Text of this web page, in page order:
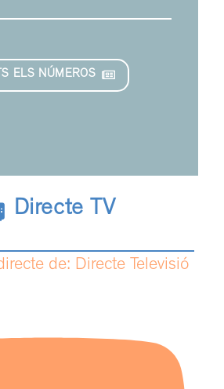
ELS NÚMEROS
Directe TV
de: Directe Televisió